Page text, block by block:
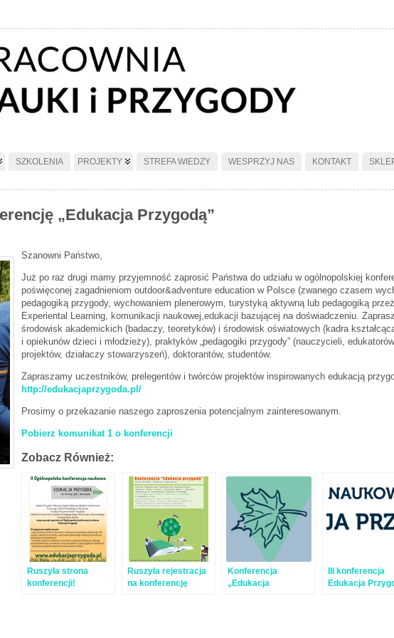
SZKOLENIA PROJEKTY STREFA WIEDZY WESPRZYJ NAS KONTAKT
„Edukacja Przygodą”
Szanowni Państwo,
Już po raz drugi mamy przyjemność zaprosić Państwa do udziału w ogólnopolskiej
poświęconej zagadnieniom outdoor&adventure education w Polsce (zwanego czasem
pedagogiką przygody, wychowaniem plenerowym, turystyką aktywną lub pedagogiką
Experiental Learning, komunikacji naukowej,edukacji bazującej na doświadczeniu.
środowisk akademickich (badaczy, teoretyków) i środowisk oświatowych (kadra
i opiekunów dzieci i młodzieży), praktyków „pedagogiki przygody” (nauczycieli,
projektów, działaczy stowarzyszeń), doktorantów, studentów.
Zapraszamy uczestników, prelegentów i twórców projektów inspirowanych edukacją
http://edukacjaprzygoda.pl/
Prosimy o przekazanie naszego zaproszenia potencjalnym zainteresowanym.
Pobierz komunikat 1 o konferencji
Zobacz Również:
Ruszyła strona
konferencji!
Ruszyła rejestracja
na konferencję
Konferencja
„Edukacja
III konferencja
Edukacja